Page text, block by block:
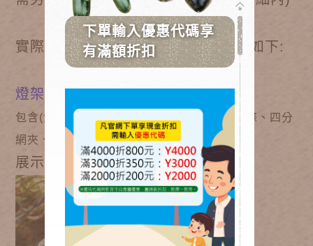
實際栽種馬達循環實際栽種效果展示如下:
燈架 材質錏管 4分L型，
包含(金屬錏管L型、E27開關燈座、束線帶3條、四分
網夾、水管束環)
展示示意: